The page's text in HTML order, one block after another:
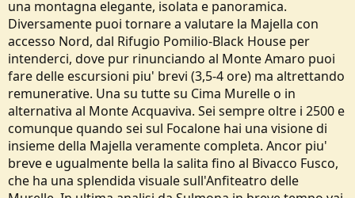
una montagna elegante, isolata e panoramica.
Diversamente puoi tornare a valutare la Majella con
accesso Nord, dal Rifugio Pomilio-Black House per
intenderci, dove pur rinunciando al Monte Amaro puoi
fare delle escursioni piu' brevi (3,5-4 ore) ma altrettando
remunerative. Una su tutte su Cima Murelle o in
alternativa al Monte Acquaviva. Sei sempre oltre i 2500 e
comunque quando sei sul Focalone hai una visione di
insieme della Majella veramente completa. Ancor piu'
breve e ugualmente bella la salita fino al Bivacco Fusco,
che ha una splendida visuale sull'Anfiteatro delle